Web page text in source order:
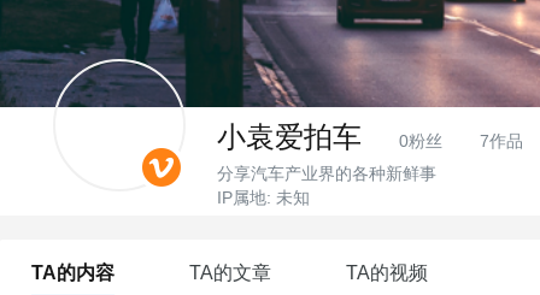
小袁爱拍车 0粉丝
7作品
分享汽车产业界的各种新鲜事
IP属地: 未知
TA的内容 TA的文章 TA的视频